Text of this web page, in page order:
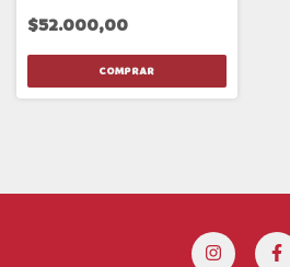
$52.000,00